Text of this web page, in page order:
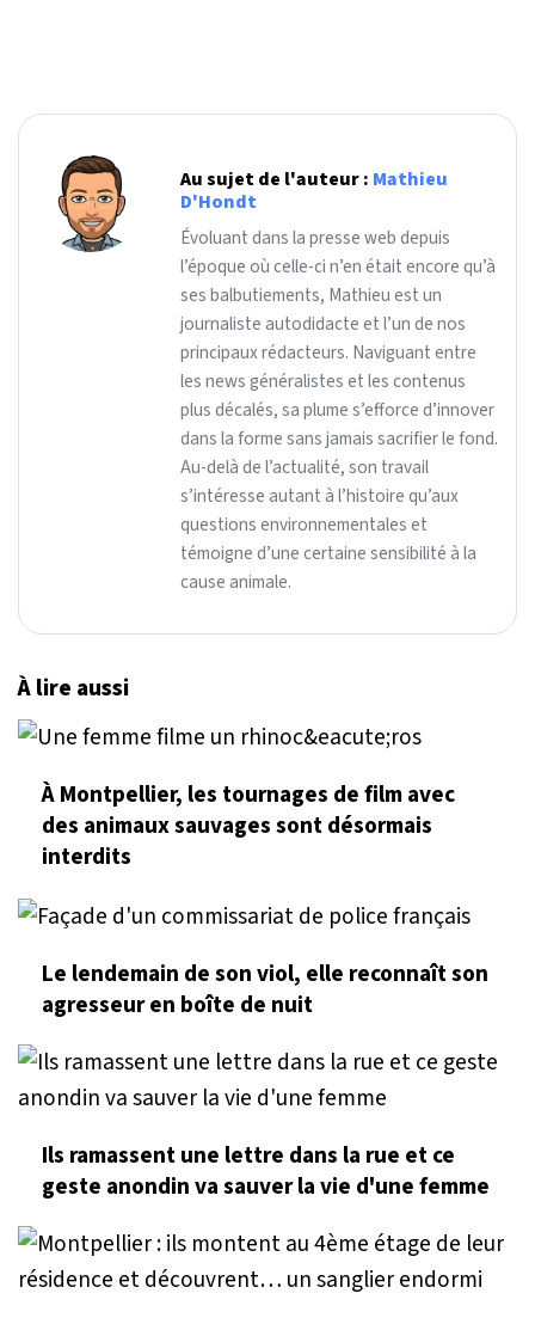
Au sujet de l'auteur : Mathieu
D'Hondt
Évoluant dans la presse web depuis
l’époque où celle-ci n’en était encore qu’à
ses balbutiements, Mathieu est un
journaliste autodidacte et l’un de nos
principaux rédacteurs. Naviguant entre
les news généralistes et les contenus
plus décalés, sa plume s’efforce d’innover
dans la forme sans jamais sacrifier le fond.
Au-delà de l’actualité, son travail
s’intéresse autant à l’histoire qu’aux
questions environnementales et
témoigne d’une certaine sensibilité à la
cause animale.
À lire aussi
À Montpellier, les tournages de film avec
des animaux sauvages sont désormais
interdits
Le lendemain de son viol, elle reconnaît son
agresseur en boîte de nuit
Ils ramassent une lettre dans la rue et ce
geste anondin va sauver la vie d'une femme